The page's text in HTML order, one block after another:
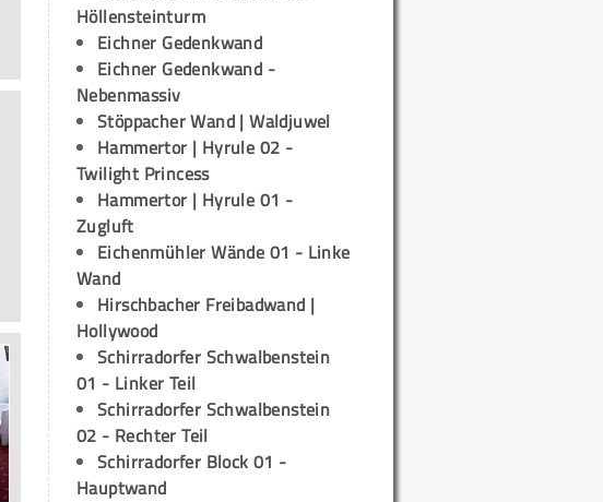
Höllensteinturm
Eichner Gedenkwand
Eichner Gedenkwand -
Nebenmassiv
Stöppacher Wand | Waldjuwel
Hammertor | Hyrule 02 -
Twilight Princess
Hammertor | Hyrule 01 -
Zugluft
Eichenmühler Wände 01 - Linke
Wand
Hirschbacher Freibadwand |
Hollywood
Schirradorfer Schwalbenstein
01 - Linker Teil
Schirradorfer Schwalbenstein
02 - Rechter Teil
Schirradorfer Block 01 -
Hauptwand